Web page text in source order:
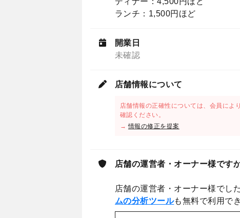
ランチ：1,500円ほど
開業日
未確認
店舗情報について
店舗情報の正確性については、会員によ
確認ください。
→情報の修正を提案
店舗の運営者・オーナー様です
店舗の運営者・オーナー様でし
ムの分析ツールも無料で利用で